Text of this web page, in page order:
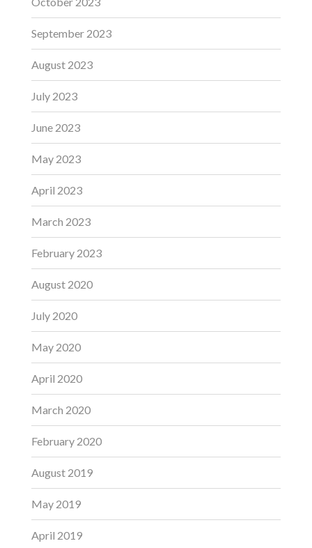
September 2023
August 2023
July 2023
June 2023
May 2023
April 2023
March 2023
February 2023
August 2020
July 2020
May 2020
April 2020
March 2020
February 2020
August 2019
May 2019
April 2019